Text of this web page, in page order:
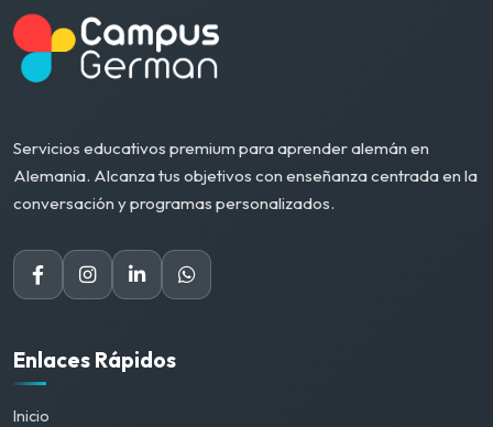
Servicios educativos premium para aprender alemán en
Alemania. Alcanza tus objetivos con enseñanza centrada en la
conversación y programas personalizados.
Enlaces Rápidos
Inicio